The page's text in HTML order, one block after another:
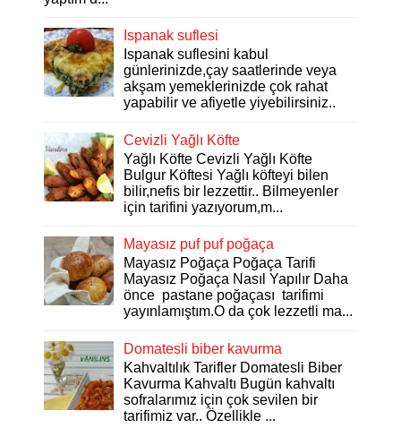
Ispanak suflesi
Ispanak suflesini kabul
günlerinizde,çay saatlerinde veya
akşam yemeklerinizde çok rahat
yapabilir ve afiyetle yiyebilirsiniz..
Cevizli Yağlı Köfte
Yağlı Köfte Cevizli Yağlı Köfte
Bulgur Köftesi Yağlı köfteyi bilen
bilir,nefis bir lezzettir.. Bilmeyenler
için tarifini yazıyorum,m...
Mayasız puf puf poğaça
Mayasız Poğaça Poğaça Tarifi
Mayasız Poğaça Nasıl Yapılır Daha
önce pastane poğaçası tarifimi
yayınlamıştım.O da çok lezzetli ma...
Domatesli biber kavurma
Kahvaltılık Tarifler Domatesli Biber
Kavurma Kahvaltı Bugün kahvaltı
sofralarımız için çok sevilen bir
tarifimiz var.. Özellikle ...